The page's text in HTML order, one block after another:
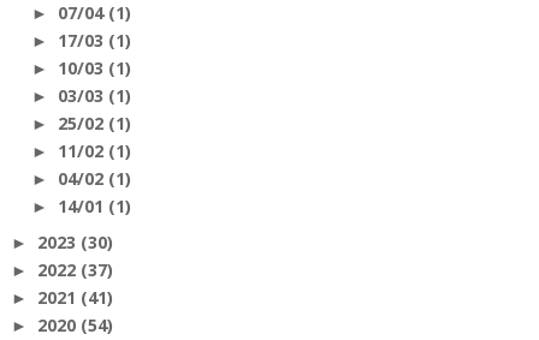
► 07/04 (1)
► 17/03 (1)
► 10/03 (1)
► 03/03 (1)
► 25/02 (1)
► 11/02 (1)
► 04/02 (1)
► 14/01 (1)
► 2023 (30)
► 2022 (37)
► 2021 (41)
► 2020 (54)